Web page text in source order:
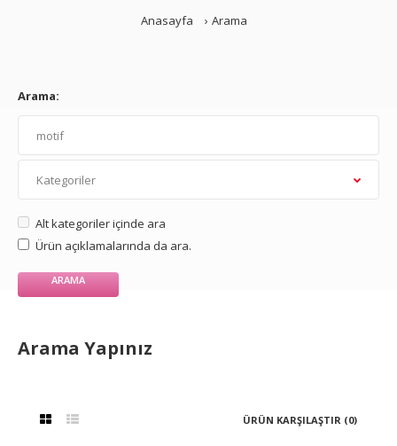
Anasayfa Arama
Arama:
Alt kategoriler içinde ara
Ürün açıklamalarında da ara.
Arama Yapınız
ÜRÜN KARŞILAŞTIR (0)